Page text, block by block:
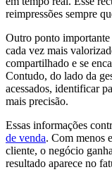
reimpressões sempre
Outro ponto importante
cada vez mais
compartilhado e se
Contudo, do lado da
acessados, identificar
mais precisão.
Essas informações
de venda. Com menos
cliente, o negócio
resultado aparece no